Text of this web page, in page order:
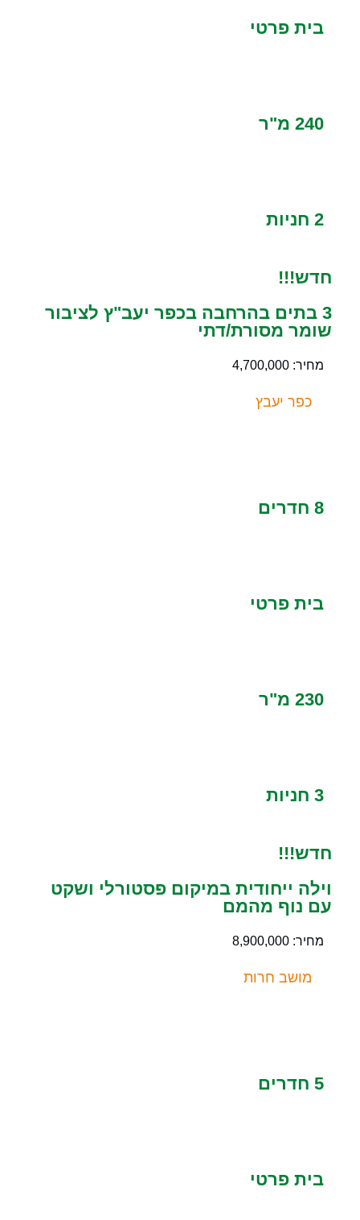
בית פרטי
240 מ"ר
2 חניות
חדש!!!
3 בתים בהרחבה בכפר יעב"ץ לציבור
שומר מסורת/דתי
מחיר: 4,700,000
כפר יעבץ
8 חדרים
בית פרטי
230 מ"ר
3 חניות
חדש!!!
וילה ייחודית במיקום פסטורלי ושקט
עם נוף מהמם
מחיר: 8,900,000
מושב חרות
5 חדרים
בית פרטי